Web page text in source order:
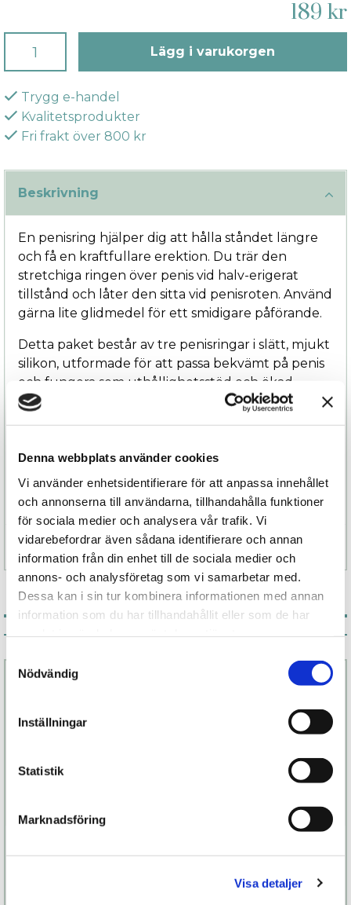
Denna webbplats använder cookies
Vi använder enhetsidentifierare för att anpassa innehållet
och annonserna till användarna, tillhandahålla funktioner
för sociala medier och analysera vår trafik. Vi
vidarebefordrar även sådana identifierare och annan
information från din enhet till de sociala medier och
annons- och analysföretag som vi samarbetar med.
Dessa kan i sin tur kombinera informationen med annan
information som du har tillhandahållit eller som de har
Samtyckesval
Nödvändig
Inställningar
Statistik
Marknadsföring
Visa detaljer
189 kr
Lägg i varukorgen
Trygg e-handel
Kvalitetsprodukter
Fri frakt över 800 kr
Beskrivning
En penisring hjälper dig att hålla ståndet längre
och få en kraftfullare erektion. Du trär den
stretchiga ringen över penis vid halv-erigerat
tillstånd och låter den sitta vid penisroten. Använd
gärna lite glidmedel för ett smidigare påförande.
Detta paket består av tre penisringar i slätt, mjukt
silikon, utformade för att passa bekvämt på penis
och fungera som uthållighetsstöd och ökad
känsla. De stilrena ringarna är i tre storlekar: 3,2
både penis och pung.
Specifikation
Associerade produkter
229 kr